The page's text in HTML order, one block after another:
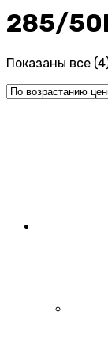
285/
Показаны все